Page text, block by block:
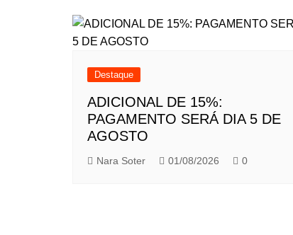
Destaque
ADICIONAL DE 15%:
PAGAMENTO SERÁ DIA 5 DE
AGOSTO
Nara Soter 01/08/2026 0